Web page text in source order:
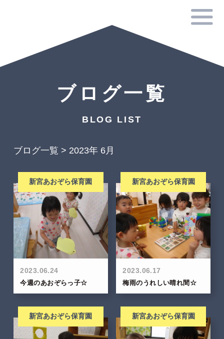
ブログ一覧
BLOG LIST
ブログ一覧 > 2023年 6月
新宮あおぞら保育園
2023.06.24
今週のあおぞらっ子☆
新宮あおぞら保育園
2023.06.17
梅雨のうれしい晴れ間☆
新宮あおぞら保育園 新宮あおぞら保育園